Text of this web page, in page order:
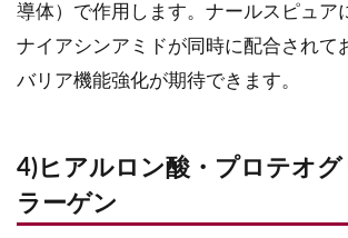
導体）で作用します。ナールスピュア
ナイアシンアミドが同時に配合されて
バリア機能強化が期待できます。
4)ヒアルロン酸・プロテオグ
ラーゲン